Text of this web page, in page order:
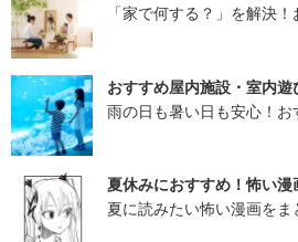
「家で何する？」を解決
おすすめ屋内施設・室内遊
雨の日も暑い日も安心！
夏休みにおすすめ！怖い漫
夏に読みたい怖い漫画をま